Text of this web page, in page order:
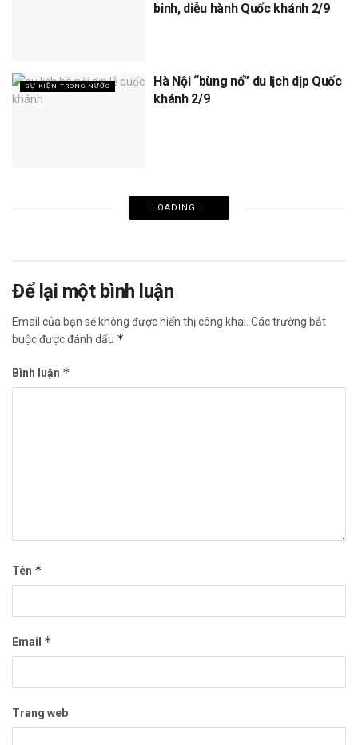
binh, diễu hành Quốc khánh 2/9
SỰ KIỆN TRONG NƯỚC
Hà Nội “bùng nổ” du lịch dịp Quốc
khánh 2/9
LOADING...
Để lại một bình luận
Email của bạn sẽ không được hiển thị công khai. Các trường bắt
buộc được đánh dấu *
Bình luận *
Tên *
Email *
Trang web